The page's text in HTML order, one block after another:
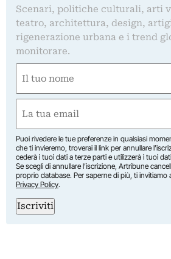
Scenari, politiche culturali, arti
teatro, architettura, design,
rigenerazione urbana e i trend
monitorare.
(Required)
First
(Required)
Puoi rivedere le tue preferenze in qualsiasi
che ti invieremo, troverai il link per annullare
cederà i tuoi dati a terze parti e utilizzerà i tuoi
Se scegli di annullare l’iscrizione, Artribune
proprio database. Per saperne di più, ti invitiamo
Privacy Policy.
Iscriviti